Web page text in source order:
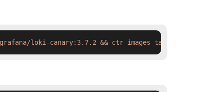
loki-canary:3.7.2 && ctr images tag  swr.cn-